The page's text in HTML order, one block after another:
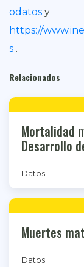
odatos y
https://
s .
Relacionados
Mortalidad
Desarrollo
Datos
Muertes
Datos